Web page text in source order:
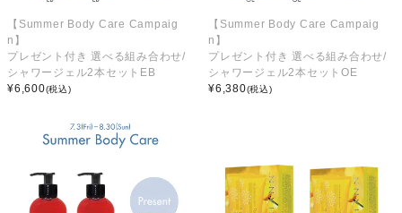
【Summer Body Care Campaig
n】
プレゼント付き 選べる組み合わせ/
シャワージェル2本セットEB
¥6,600(税込)
【Summer Body Care Campaig
n】
プレゼント付き 選べる組み合わせ/
シャワージェル2本セットOE
¥6,380(税込)